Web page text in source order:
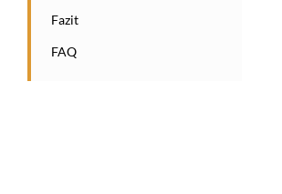
Fazit
FAQ